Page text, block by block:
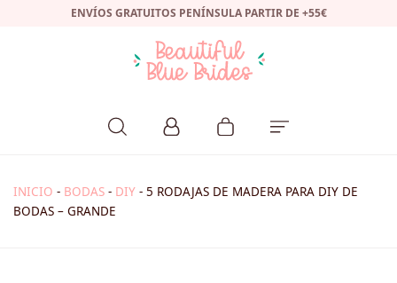
ENVÍOS GRATUITOS PENÍNSULA PARTIR DE +55€
INICIO - BODAS - DIY - 5 RODAJAS DE MADERA PARA DIY DE
BODAS – GRANDE